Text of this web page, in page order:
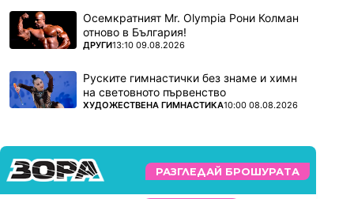
Осемкратният Mr. Olympia Рони Колман
отново в България!
ПОВЕЧЕ ОТ
ДРУГИ13:10 09.08.2026
Руските гимнастички без знаме и химн
на световното първенство
ПОВЕЧЕ ОТ
ХУДОЖЕСТВЕНА ГИМНАСТИКА10:00 08.08.2026
РАЗГЛЕДАЙ БРОШУРАТА